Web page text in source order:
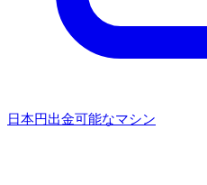
日本円出金可能なマシン